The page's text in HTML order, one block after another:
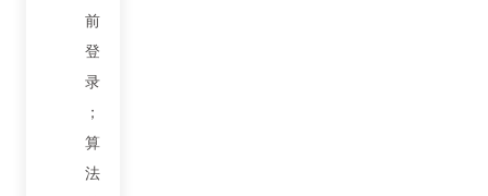
前
登
录
；
算
法